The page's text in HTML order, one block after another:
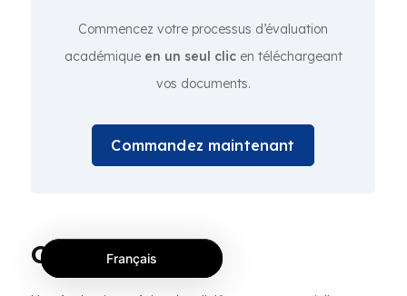
Commencez votre processus d’évaluation
académiqueen un seul clicen téléchargeant
vos documents.
Commandez maintenant
Conclusion
Français